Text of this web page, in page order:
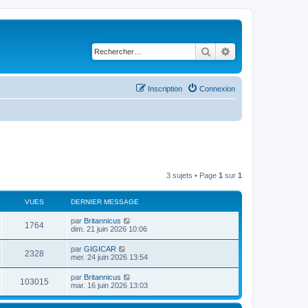
Rechercher
Connexion
Inscription
3 sujets • Page 1 sur 1
VUES DERNIER MESSAGE
1764V
u
s
D
e
i
e
r
m
e
s
s
par Britannicus
dim. 21 juin 2026 10:06
2328
u
D
e
i
e
r
m
par GIGICAR
mer. 24 juin 2026 13:54
103015
u
D
e
n
par Britannicus
mar. 16 juin 2026 13:03